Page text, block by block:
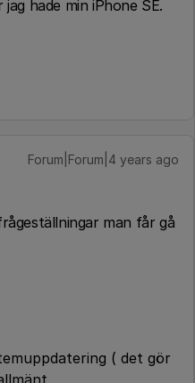
hade min iPhone SE.
Forum|Forum|4 years ago
man får gå
( det gör